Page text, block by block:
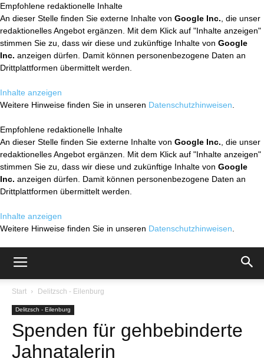
Empfohlene redaktionelle Inhalte
An dieser Stelle finden Sie externe Inhalte von Google Inc. , die unser
redaktionelles Angebot ergänzen. Mit dem Klick auf "Inhalte anzeigen"
stimmen Sie zu, dass wir diese und zukünftige Inhalte von Google
Inc. anzeigen dürfen. Damit können personenbezogene Daten an
Drittplattformen übermittelt werden.
Inhalte anzeigen
Weitere Hinweise finden Sie in unseren Datenschutzhinweisen
Empfohlene redaktionelle Inhalte
An dieser Stelle finden Sie externe Inhalte von Google Inc. , die unser
redaktionelles Angebot ergänzen. Mit dem Klick auf "Inhalte anzeigen"
stimmen Sie zu, dass wir diese und zukünftige Inhalte von Google
Inc. anzeigen dürfen. Damit können personenbezogene Daten an
Drittplattformen übermittelt werden.
Inhalte anzeigen
Weitere Hinweise finden Sie in unseren Datenschutzhinweisen
Start Delitzsch - Eilenburg
Delitzsch - Eilenburg
Spenden für gehbebinderte
Jahnatalerin